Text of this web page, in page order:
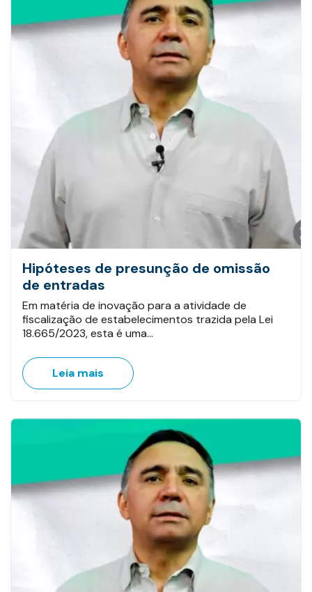
Hipóteses de presunção de omissão
de entradas
Em matéria de inovação para a atividade de
fiscalização de estabelecimentos trazida pela Lei
18.665/2023, esta é uma…
Leia mais